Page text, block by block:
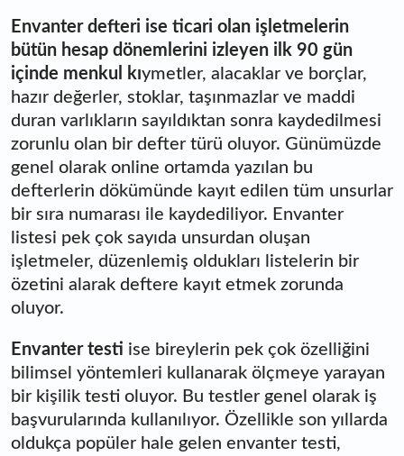
Envanter defteri ise ticari olan işletmelerin
bütün hesap dönemlerini izleyen ilk 90 gün
içinde menkul kıymetler, alacaklar ve borçlar,
hazır değerler, stoklar, taşınmazlar ve maddi
duran varlıkların sayıldıktan sonra kaydedilmesi
zorunlu olan bir defter türü oluyor. Günümüzde
genel olarak online ortamda yazılan bu
defterlerin dökümünde kayıt edilen tüm unsurlar
bir sıra numarası ile kaydediliyor. Envanter
listesi pek çok sayıda unsurdan oluşan
işletmeler, düzenlemiş oldukları listelerin bir
özetini alarak deftere kayıt etmek zorunda
oluyor.
Envanter testi ise bireylerin pek çok özelliğini
bilimsel yöntemleri kullanarak ölçmeye yarayan
bir kişilik testi oluyor. Bu testler genel olarak iş
başvurularında kullanılıyor. Özellikle son yıllarda
oldukça popüler hale gelen envanter testi,